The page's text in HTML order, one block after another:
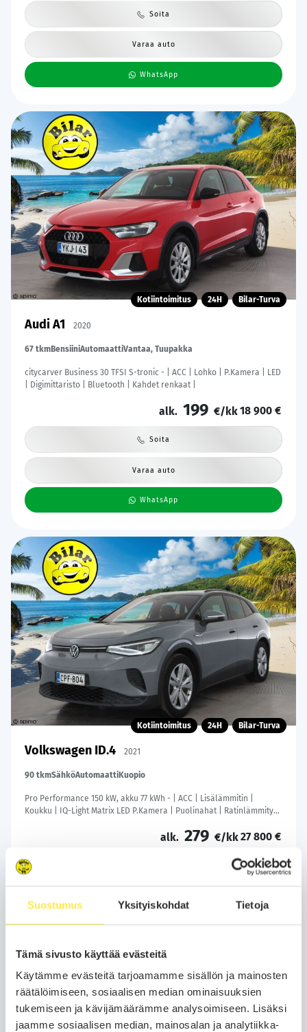
Suostumus Yksityiskohdat Tietoja
Tämä sivusto käyttää evästeitä
Käytämme evästeitä tarjoamamme sisällön ja mainosten
räätälöimiseen, sosiaalisen median ominaisuuksien
tukemiseen ja kävijämäärämme analysoimiseen. Lisäksi
jaamme sosiaalisen median, mainosalan ja analytiikka-
Soita
Varaa auto
WhatsApp
Kotiintoimitus 24H Bilar-Turva
Audi A1 2020
67 tkmBensiiniAutomaattiVantaa, Tuupakka
citycarver Business 30 TFSI S-tronic - | ACC | Lohko | P.Kamera | LED
| Digimittaristo | Bluetooth | Kahdet renkaat |
alk. 199 €/kk18 900 €
Soita
Varaa auto
WhatsApp
Kotiintoimitus 24H Bilar-Turva
Volkswagen ID.4 2021
90 tkmSähköAutomaattiKuopio
Pro Performance 150 kW, akku 77 kWh - | ACC | Lisälämmitin |
Koukku | IQ-Light Matrix LED P.Kamera | Puolinahat | Ratinlämmitys
alk. 279 €/kk27 800 €